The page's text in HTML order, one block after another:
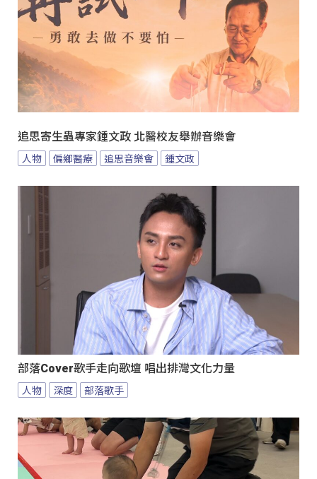
追思寄生蟲專家鍾文政 北醫校友舉辦音樂會
人物 偏鄉醫療 追思音樂會 鍾文政
部落Cover歌手走向歌壇 唱出排灣文化力量
人物 深度 部落歌手